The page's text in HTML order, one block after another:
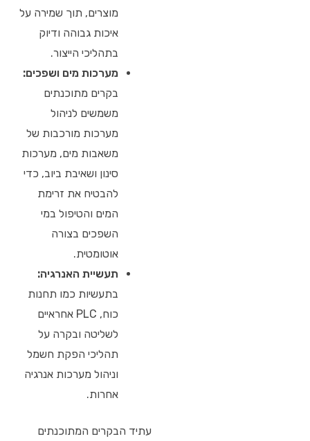
מוצרים, תוך שמירה על
איכות גבוהה ודיוק
בתהליכי הייצור.
מערכות מים ושפכים:
בקרים מתוכנתים
משמשים לניהול
מערכות מורכבות של
משאבות מים, מערכות
סינון ושאיבת ביוב, כדי
להבטיח את זרימת
המים והטיפול במי
השפכים בצורה
אוטומטית.
תעשיית האנרגיה:
בתעשיות כמו תחנות
כוח, PLC אחראיים
לשליטה ובקרה על
תהליכי הפקת חשמל
וניהול מערכות אנרגיה
אחרות.
עתיד הבקרים המתוכנתים